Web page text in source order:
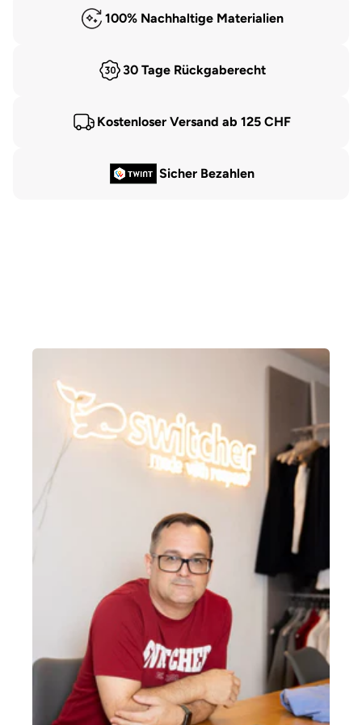
100% Nachhaltige Materialien
30 Tage Rückgaberecht
Kostenloser Versand ab 125 CHF
Sicher Bezahlen